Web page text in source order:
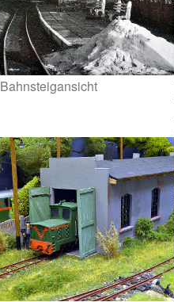
Bahnsteigansicht